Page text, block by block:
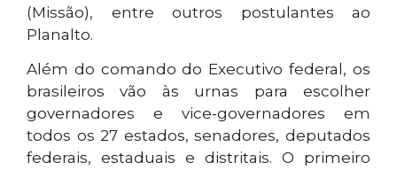
(Missão), entre outros postulantes ao
Planalto.
Além do comando do Executivo federal, os
brasileiros vão às urnas para escolher
governadores e vice-governadores em
todos os 27 estados, senadores, deputados
federais, estaduais e distritais. O primeiro